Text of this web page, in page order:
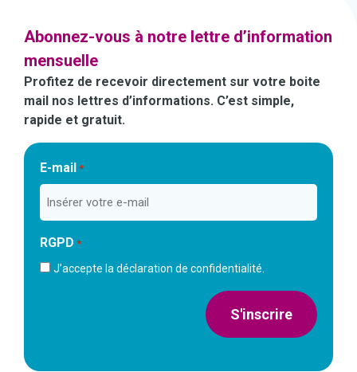
Abonnez-vous à notre lettre d’information
mensuelle
Profitez de recevoir directement sur votre boite
mail nos lettres d’informations. C’est simple,
rapide et gratuit.
E-mail *
RGPD *
J’accepte la déclaration de confidentialité.
S'inscrire